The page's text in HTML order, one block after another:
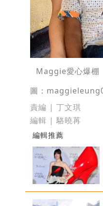
Maggie愛心爆棚
圖：
責編 | 丁文琪
編輯 | 駱曉苒
編輯推薦